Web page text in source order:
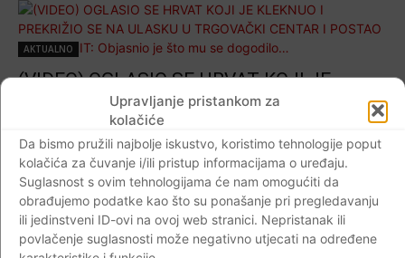
Upravljanje pristankom za
kolačiće
Da bismo pružili najbolje iskustvo, koristimo tehnologije poput
kolačića za čuvanje i/ili pristup informacijama o uređaju.
Suglasnost s ovim tehnologijama će nam omogućiti da
obrađujemo podatke kao što su ponašanje pri pregledavanju
ili jedinstveni ID-ovi na ovoj web stranici. Nepristanak ili
povlačenje suglasnosti može negativno utjecati na određene
AKTUALNO
(VIDEO) OGLASIO SE HRVAT KOJI JE
KLEKNUO I PREKRIŽIO SE NA ULASKU U
TRGOVAČKI CENTAR I POSTAO VIRALNI
HIT: Objasnio je što mu se dogodilo…
Braniteljski portal - 19.04.2020